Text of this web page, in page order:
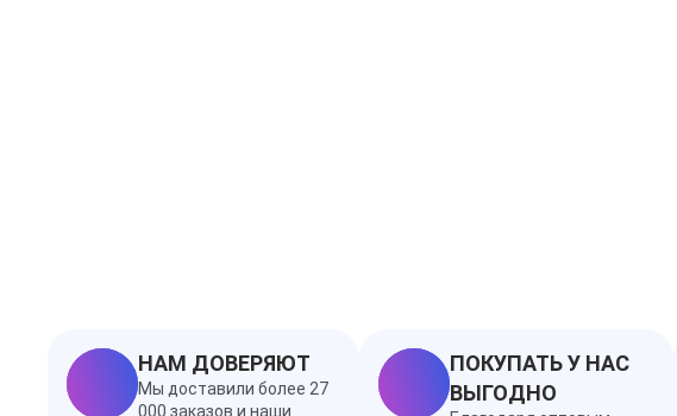
НАМ ДОВЕРЯЮТ
Мы доставили более 27
000 заказов и наши
ПОКУПАТЬ У НАС
ВЫГОДНО